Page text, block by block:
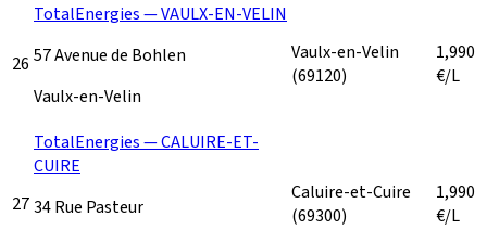
26
TotalEnergies — VAULX-EN-VELIN
57 Avenue de Bohlen
Vaulx-en-Velin
Vaulx-en-Velin
(69120)
1,990
€/L
27
TotalEnergies — CALUIRE-ET-
CUIRE
34 Rue Pasteur
Caluire-et-Cuire
(69300)
1,990
€/L